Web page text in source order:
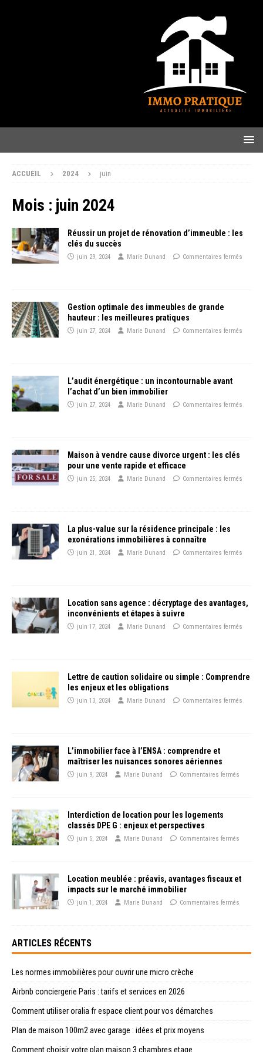
ACCUEIL 2024 juin
Mois : juin 2024
Réussir un projet de rénovation d’immeuble : les
clés du succès
juin 29, 2024 Marie Dunand Commentaires fermés
Gestion optimale des immeubles de grande
hauteur : les meilleures pratiques
juin 27, 2024 Marie Dunand Commentaires fermés
L’audit énergétique : un incontournable avant
l’achat d’un bien immobilier
juin 27, 2024 Marie Dunand Commentaires fermés
Maison à vendre cause divorce urgent : les clés
pour une vente rapide et efficace
juin 25, 2024 Marie Dunand Commentaires fermés
La plus-value sur la résidence principale : les
exonérations immobilières à connaître
juin 21, 2024 Marie Dunand Commentaires fermés
Location sans agence : décryptage des avantages,
inconvénients et étapes à suivre
juin 17, 2024 Marie Dunand Commentaires fermés
Lettre de caution solidaire ou simple : Comprendre
les enjeux et les obligations
juin 13, 2024 Marie Dunand Commentaires fermés
L’immobilier face à l’ENSA : comprendre et
maîtriser les nuisances sonores aériennes
juin 9, 2024 Marie Dunand Commentaires fermés
Interdiction de location pour les logements
classés DPE G : enjeux et perspectives
juin 5, 2024 Marie Dunand Commentaires fermés
Location meublée : préavis, avantages fiscaux et
impacts sur le marché immobilier
juin 1, 2024 Marie Dunand Commentaires fermés
ARTICLES RÉCENTS
Les normes immobilières pour ouvrir une micro crèche
Airbnb conciergerie Paris : tarifs et services en 2026
Comment utiliser oralia fr espace client pour vos démarches
Plan de maison 100m2 avec garage : idées et prix moyens
Comment choisir votre plan maison 3 chambres etage